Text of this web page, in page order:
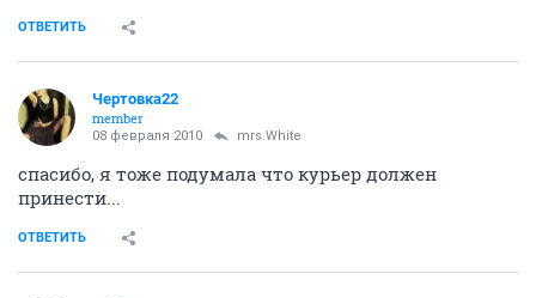
ОТВЕТИТЬ
Чертовка22
member
08 февраля 2010 mrs.White
спасибо, я тоже подумала что курьер должен
принести...
ОТВЕТИТЬ